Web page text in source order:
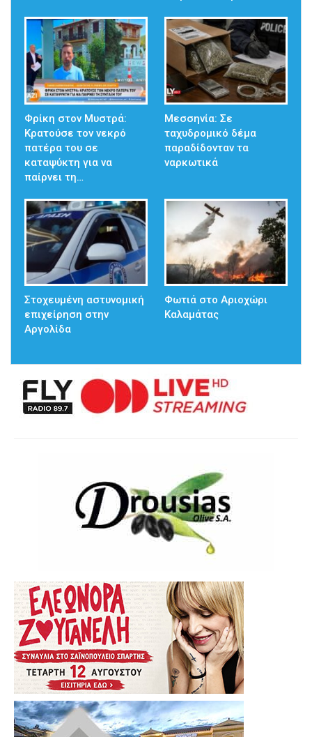
Φρίκη στον Μυστρά:
Κρατούσε τον νεκρό
πατέρα του σε
καταψύκτη για να
παίρνει τη…
Μεσσηνία: Σε
ταχυδρομικό δέμα
παραδίδονταν τα
ναρκωτικά
Στοχευμένη αστυνομική
επιχείρηση στην
Αργολίδα
Φωτιά στο Αριοχώρι
Καλαμάτας